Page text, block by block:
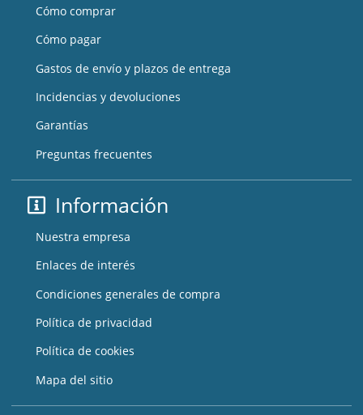
Cómo comprar
Cómo pagar
Gastos de envío y plazos de entrega
Incidencias y devoluciones
Garantías
Preguntas frecuentes
Información
Nuestra empresa
Enlaces de interés
Condiciones generales de compra
Política de privacidad
Política de cookies
Mapa del sitio